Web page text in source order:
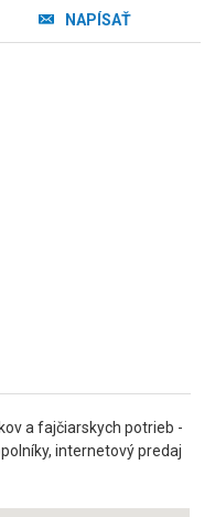
NAPÍSAŤ
a fajčiarskych potrieb -
internetový predaj